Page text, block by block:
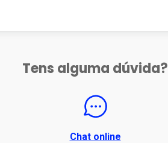
Tens alguma dúvida?
Chat online